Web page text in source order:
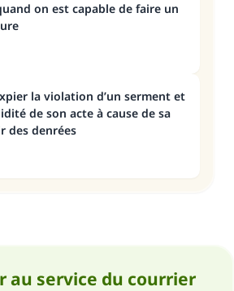
on est capable de faire un
la violation d’un serment et
de sa
des denrées
au service du courrier